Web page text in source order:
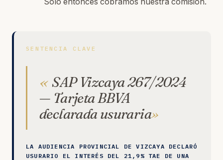
SENTENCIA CLAVE
SAP Vizcaya 267/2024
— Tarjeta BBVA
declarada usuraria
LA AUDIENCIA PROVINCIAL DE VIZCAYA DECLARÓ
USURARIO EL INTERÉS DEL 21,9% TAE DE UNA